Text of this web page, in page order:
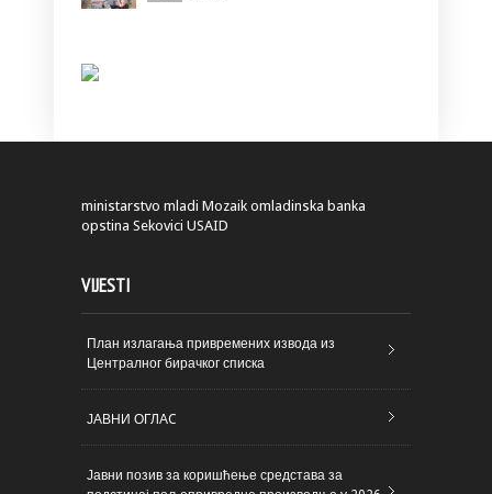
ministarstvo mladi Mozaik omladinska banka
opstina Sekovici USAID
VIJESTI
План излагања привремених извода из
Централног бирачког списка
ЈАВНИ ОГЛАC
Јавни позив за коришћење средстава за